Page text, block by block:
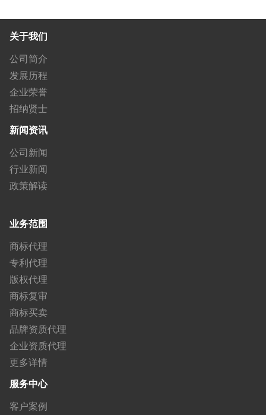
关于我们
公司简介
发展历程
企业荣誉
招纳贤士
新闻资讯
公司新闻
行业新闻
政策解读
业务范围
商标代理
专利代理
版权代理
商标复审
商标买卖
品牌资质代理
企业资质代理
更多详情
服务中心
客户案例